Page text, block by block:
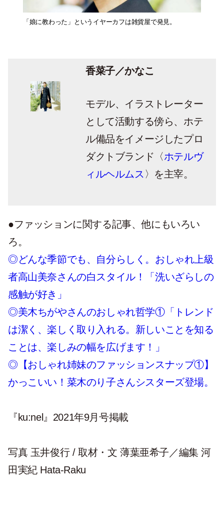
「娘に教わった」というイヤーカフは雑貨屋で発見。
香菜子／かなこ
モデル、イラストレーター
として活動する傍ら、ホテ
ル備品をイメージしたプロ
ダクトブランド〈ホテルヴ
ィルヘルムス 〉を主宰。
●ファッションに関する記事、他にもいろい
ろ。
◎どんな季節でも、自分らしく。おしゃれ上級
者高山美奈さんの白スタイル！「洗いざらしの
感触が好き」
◎美木ちがやさんのおしゃれ哲学①「トレンド
は潔く、楽しく取り入れる。新しいことを知る
ことは、楽しみの幅を広げます！」
◎【おしゃれ姉妹のファッションスナップ①】
かっこいい！菜木のり子さんシスターズ登場。
『ku:nel』2021年9月号掲載
写真 玉井俊行 / 取材・文 薄葉亜希子／編集 河
田実紀 Hata-Raku